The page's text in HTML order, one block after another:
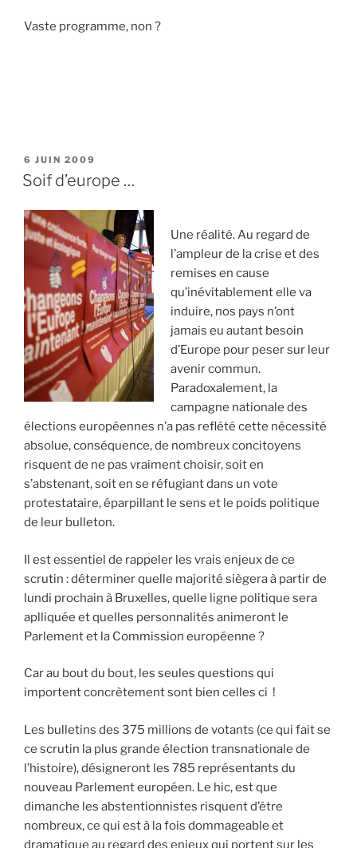
Vaste programme, non ?
PUBLIÉ
LE
6 JUIN 2009
Soif d’europe …
Une réalité. Au regard de
l’ampleur de la crise et des
remises en cause
qu’inévitablement elle va
induire, nos pays n’ont
jamais eu autant besoin
d’Europe pour peser sur leur
avenir commun.
Paradoxalement, la
campagne nationale des
élections européennes n’a pas reflété cette nécessité
absolue, conséquence, de nombreux concitoyens
risquent de ne pas vraiment choisir, soit en
s’abstenant, soit en se réfugiant dans un vote
protestataire, éparpillant le sens et le poids politique
de leur bulleton.
Il est essentiel de rappeler les vrais enjeux de ce
scrutin : déterminer quelle majorité siègera à partir de
lundi prochain à Bruxelles, quelle ligne politique sera
aplliquée et quelles personnalités animeront le
Parlement et la Commission européenne ?
Car au bout du bout, les seules questions qui
importent concrètement sont bien celles ci !
Les bulletins des 375 millions de votants (ce qui fait se
ce scrutin la plus grande élection transnationale de
l’histoire), désigneront les 785 représentants du
nouveau Parlement européen. Le hic, est que
dimanche les abstentionnistes risquent d’être
nombreux, ce qui est à la fois dommageable et
dramatique au regard des enjeux qui portent sur les